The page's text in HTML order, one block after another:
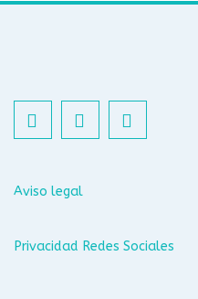
Aviso legal
Privacidad Redes Sociales